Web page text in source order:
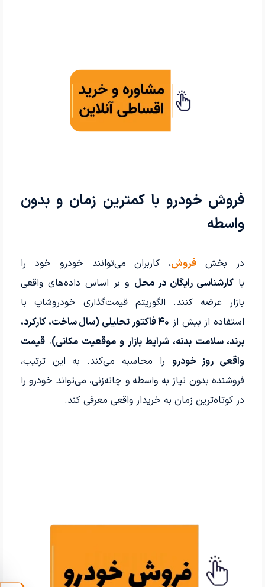
فروش خودرو با کمترین زمان و بدون
واسطه
در بخش فروش، کاربران می‌توانند خودرو خود را
با کارشناسی رایگان در محل و بر اساس داده‌های واقعی
بازار عرضه کنند. الگوریتم قیمت‌گذاری خودروشاپ با
استفاده از بیش از
۴۰ فاکتور تحلیلی (سال ساخت، کارکرد،
برند، سلامت بدنه، شرایط بازار و موقعیت مکانی)،قیمت
واقعی روز خودرو را محاسبه می‌کند. به این ترتیب،
فروشنده بدون نیاز به واسطه و چانه‌زنی، می‌تواند خودرو را
در کوتاه‌ترین زمان به خریدار واقعی معرفی کند.